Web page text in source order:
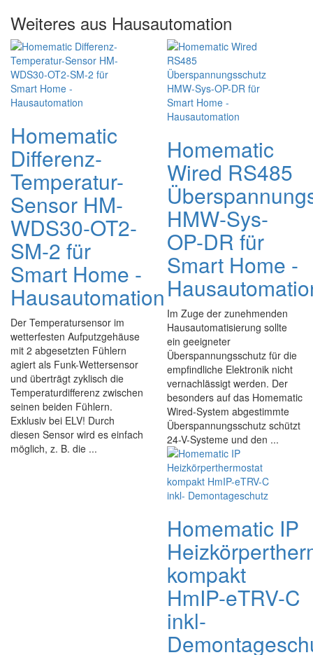
Weiteres aus Hausautomation
Homematic
Differenz-
Temperatur-
Sensor HM-
WDS30-OT2-
SM-2 für
Smart Home -
Hausautomation
Der Temperatursensor im
wetterfesten Aufputzgehäuse
mit 2 abgesetzten Fühlern
agiert als Funk-Wettersensor
und überträgt zyklisch die
Temperaturdifferenz zwischen
seinen beiden Fühlern.
Exklusiv bei ELV! Durch
diesen Sensor wird es einfach
möglich, z. B. die ...
Homematic
Wired RS485
HMW-Sys-
OP-DR für
Smart Home -
Im Zuge der zunehmenden
Hausautomatisierung sollte
ein geeigneter
Überspannungsschutz für die
empfindliche Elektronik nicht
vernachlässigt werden. Der
besonders auf das Homematic
Wired-System abgestimmte
Überspannungsschutz schützt
24-V-Systeme und den ...
Homematic IP
kompakt
HmIP-eTRV-C
inkl-